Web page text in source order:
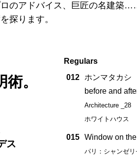
のアドバイス、巨匠の名建築
探ります。
。
ス
Regulars
012
ホンマタカシ
before and
Architecture _28
ホワイトハウス
015 Window on
パリ：シャンゼ